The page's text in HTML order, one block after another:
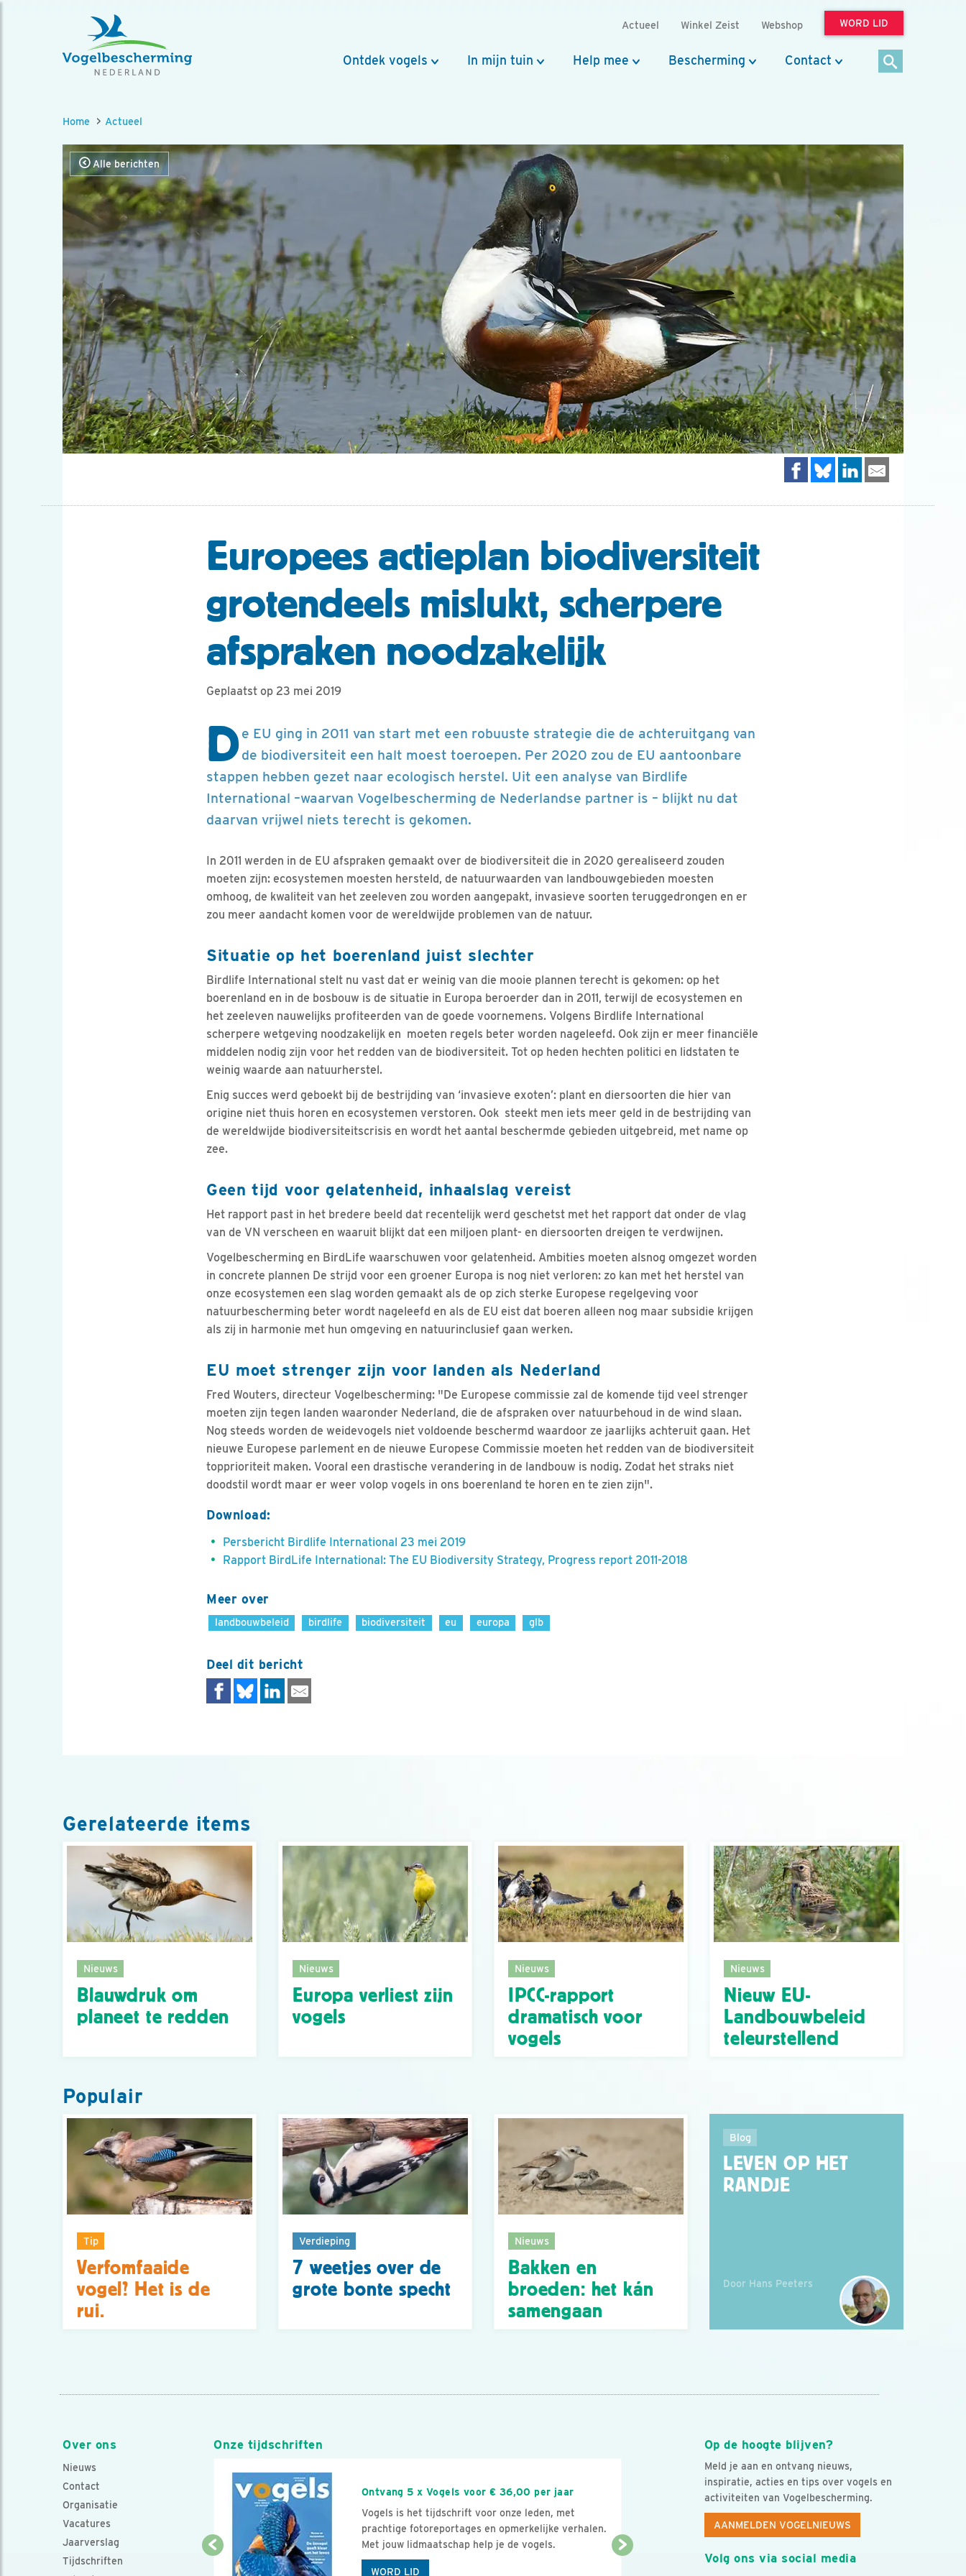
Actueel Winkel Zeist Webshop WORD LID
Ontdek vogels In mijn tuin Help mee Bescherming Contact
Home Actueel
Alle berichten
Europees actieplan biodiversiteit
grotendeels mislukt, scherpere
afspraken noodzakelijk
Geplaatst op 23 mei 2019
De EU ging in 2011 van start met een robuuste strategie die de achteruitgang van
de biodiversiteit een halt moest toeroepen. Per 2020 zou de EU aantoonbare
stappen hebben gezet naar ecologisch herstel. Uit een analyse van Birdlife
International –waarvan Vogelbescherming de Nederlandse partner is – blijkt nu dat
daarvan vrijwel niets terecht is gekomen.
In 2011 werden in de EU afspraken gemaakt over de biodiversiteit die in 2020 gerealiseerd zouden
moeten zijn: ecosystemen moesten hersteld, de natuurwaarden van landbouwgebieden moesten
omhoog, de kwaliteit van het zeeleven zou worden aangepakt, invasieve soorten teruggedrongen en er
zou meer aandacht komen voor de wereldwijde problemen van de natuur.
Situatie op het boerenland juist slechter
Birdlife International stelt nu vast dat er weinig van die mooie plannen terecht is gekomen: op het
boerenland en in de bosbouw is de situatie in Europa beroerder dan in 2011, terwijl de ecosystemen en
het zeeleven nauwelijks profiteerden van de goede voornemens. Volgens Birdlife International
scherpere wetgeving noodzakelijk en moeten regels beter worden nageleefd. Ook zijn er meer financiële
middelen nodig zijn voor het redden van de biodiversiteit. Tot op heden hechten politici en lidstaten te
weinig waarde aan natuurherstel.
Enig succes werd geboekt bij de bestrijding van ‘invasieve exoten’: plant en diersoorten die hier van
origine niet thuis horen en ecosystemen verstoren. Ook steekt men iets meer geld in de bestrijding van
de wereldwijde biodiversiteitscrisis en wordt het aantal beschermde gebieden uitgebreid, met name op
zee.
Geen tijd voor gelatenheid, inhaalslag vereist
Het rapport past in het bredere beeld dat recentelijk werd geschetst met het rapport dat onder de vlag
van de VN verscheen en waaruit blijkt dat een miljoen plant- en diersoorten dreigen te verdwijnen.
Vogelbescherming en BirdLife waarschuwen voor gelatenheid. Ambities moeten alsnog omgezet worden
in concrete plannen De strijd voor een groener Europa is nog niet verloren: zo kan met het herstel van
onze ecosystemen een slag worden gemaakt als de op zich sterke Europese regelgeving voor
natuurbescherming beter wordt nageleefd en als de EU eist dat boeren alleen nog maar subsidie krijgen
als zij in harmonie met hun omgeving en natuurinclusief gaan werken.
EU moet strenger zijn voor landen als Nederland
Fred Wouters, directeur Vogelbescherming: "De Europese commissie zal de komende tijd veel strenger
moeten zijn tegen landen waaronder Nederland, die de afspraken over natuurbehoud in de wind slaan.
Nog steeds worden de weidevogels niet voldoende beschermd waardoor ze jaarlijks achteruit gaan. Het
nieuwe Europese parlement en de nieuwe Europese Commissie moeten het redden van de biodiversiteit
topprioriteit maken. Vooral een drastische verandering in de landbouw is nodig. Zodat het straks niet
doodstil wordt maar er weer volop vogels in ons boerenland te horen en te zien zijn".
Download:
Persbericht Birdlife International 23 mei 2019
Rapport BirdLife International: The EU Biodiversity Strategy, Progress report 2011-2018
Meer over
landbouwbeleid birdlife biodiversiteit eu europa glb
Deel dit bericht
Gerelateerde items
Nieuws
Blauwdruk om
planeet te redden
Nieuws
Europa verliest zijn
vogels
Nieuws
IPCC-rapport
dramatisch voor
vogels
Nieuws
Nieuw EU-
Landbouwbeleid
teleurstellend
Populair
Tip
Verfomfaaide
vogel? Het is de
rui.
Verdieping
7 weetjes over de
grote bonte specht
Nieuws
Bakken en
broeden: het kán
samengaan
Blog
LEVEN OP HET
RANDJE
Door Hans Peeters
Over ons
Nieuws
Contact
Organisatie
Vacatures
Jaarverslag
Tijdschriften
Op de hoogte blijven?
Meld je aan en ontvang nieuws,
inspiratie, acties en tips over vogels en
activiteiten van Vogelbescherming.
AANMELDEN VOGELNIEUWS
Volg ons via social media
Onze tijdschriften
Ontvang 5 x Vogels voor € 36,00 per jaar
Vogels is het tijdschrift voor onze leden, met
prachtige fotoreportages en opmerkelijke verhalen.
Met jouw lidmaatschap help je de vogels.
WORD LID